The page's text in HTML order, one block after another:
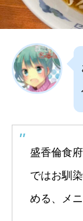
盛香倫食
ではお馴
める、メ